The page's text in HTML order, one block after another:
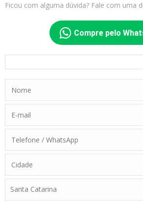
Ficou com alguma dúvida? Fale com uma
Compre pelo